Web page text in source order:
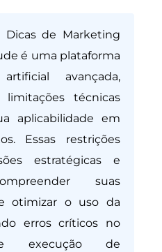
Dicas de Marketing
é uma plataforma
avançada,
técnicas
aplicabilidade em
Essas restrições
estratégicas e
suas
otimizar o uso da
erros críticos no
e execução de